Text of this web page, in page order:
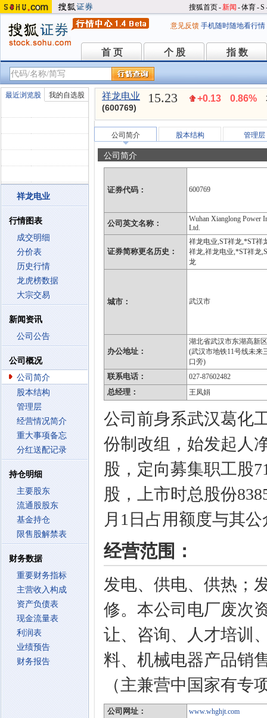
搜狐首页-新闻 -体育-S
意见反馈 手机随时随地看行情
首 页
首 页 个 股
个 股 指 数
指 数
最近浏览股 我的自选股
祥龙电业
行情图表
成交明细
分价表
历史行情
龙虎榜数据
大宗交易
新闻资讯
公司公告
公司概况
公司简介
股本结构
管理层
经营情况简介
重大事项备忘
分红送配记录
持仓明细
主要股东
流通股股东
基金持仓
限售股解禁表
财务数据
重要财务指标
主营收入构成
资产负债表
现金流量表
利润表
业绩预告
财务报告
祥龙电业
(600769)
15.23 +0.13 0.86%
公司简介 股本结构 管理层
公司简介
证券代码： 600769
公司英文名称：
Wuhan Xianglong Power
Ltd.
证券简称更名历史：
祥龙电业,ST祥龙,*ST祥
祥龙,祥龙电业,*ST祥龙
龙
城市： 武汉市
办公地址：
湖北省武汉市东湖高新
(武汉市地铁11号线未来
口旁)
联系电话： 027-87602482
总经理： 王凤娟
公司前身系武汉葛化
份制改组，始发起人
股，定向募集职工股
股，上市时总股份
月1日占用额度与其
经营范围：
发电、供电、供热；
修。本公司电厂废次
让、咨询、人才培训
料、机械电器产品销
（主兼营中国家有专
公司网址： www.whghjt.com